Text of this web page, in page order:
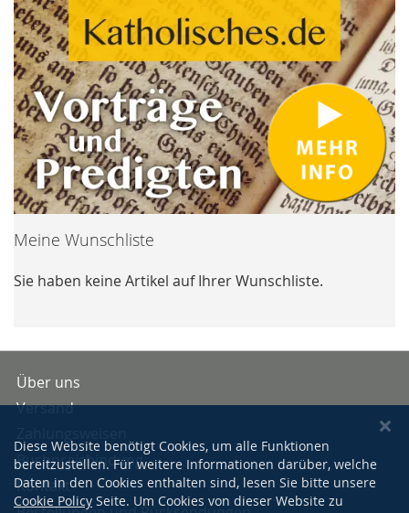
Meine Wunschliste
Sie haben keine Artikel auf Ihrer Wunschliste.
Über uns
Versand
Buchpreisbindung
Kontakt
Diese Website benötigt Cookies, um alle Funktionen
bereitzustellen. Für weitere Informationen darüber, welche
Daten in den Cookies enthalten sind, lesen Sie bitte unsere
Cookie Policy Seite. Um Cookies von dieser Website zu